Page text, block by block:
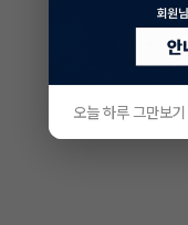
오늘 하루 그만보기